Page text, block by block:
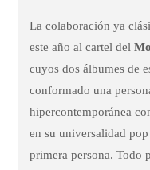
La colaboración ya
este año al cartel del
cuyos dos álbumes de
conformado una
hipercontemporánea
en su universalidad
primera persona. Todo